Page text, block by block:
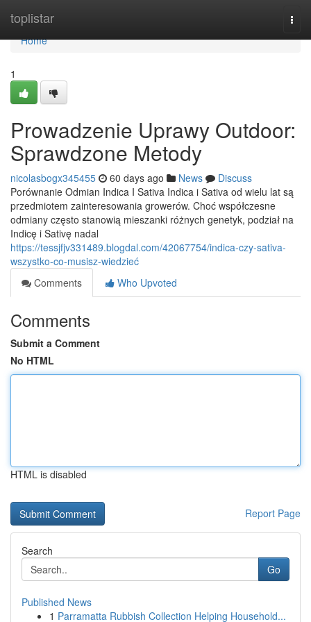
toplistar
Home
Home
1
Prowadzenie Uprawy Outdoor:
Sprawdzone Metody
nicolasbogx345455 60 days ago News
Discuss
Porównanie Odmian Indica I Sativa Indica i Sativa od wielu lat są
przedmiotem zainteresowania growerów. Choć współczesne
odmiany często stanowią mieszanki różnych genetyk, podział na
Indicę i Sativę nadal
https://tessjfjv331489.blogdal.com/42067754/indica-czy-sativa-
wszystko-co-musisz-wiedzieć
Comments
Who Upvoted
Comments
Submit a Comment
No HTML
HTML is disabled
Report Page
Search
Go
Published News
1 Parramatta Rubbish Collection Helping Household...